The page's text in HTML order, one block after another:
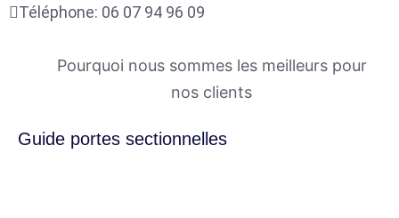
Téléphone: 06 07 94 96 09
Pourquoi nous sommes les meilleurs pour
nos clients
Guide portes sectionnelles